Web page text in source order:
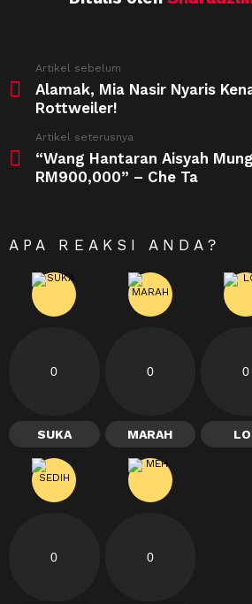
more
Artikel sebelum
Alamak, Mia Nasir Nyaris
Rottweiler!
Artikel seterusnya
“Wang Hantaran Aisyah
RM900,000” – Che Ta
APA REAKSI ANDA?
0
SUKA
0
MARAH
0
0 0